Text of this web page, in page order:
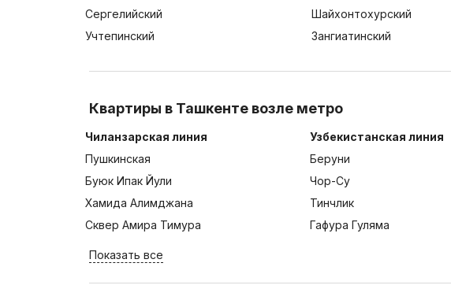
Сергелийский
Шайхонтохурский
Учтепинский
Зангиатинский
Квартиры в Ташкенте возле метро
Чиланзарская линия
Пушкинская
Буюк Ипак Йули
Хамида Алимджана
Сквер Амира Тимура
Узбекистанская линия
Беруни
Чор-Су
Тинчлик
Гафура Гуляма
Показать все